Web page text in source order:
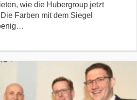
wie die Hubergroup jetzt
Farben mit dem Siegel